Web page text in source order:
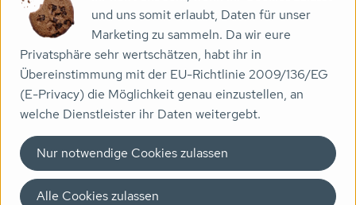
Veranstaltungen
Biomarkt
Wissen
Zutaten
Produktdatenblatt
Herkunft
und uns somit erlaubt, Daten für unser
Marketing zu sammeln. Da wir eure
Privatsphäre sehr wertschätzen, habt ihr in
Übereinstimmung mit der EU-Richtlinie 2009/136/EG
(E-Privacy) die Möglichkeit genau einzustellen, an
welche Dienstleister ihr Daten weitergebt.
Nur notwendige Cookies zulassen
Alle Cookies zulassen